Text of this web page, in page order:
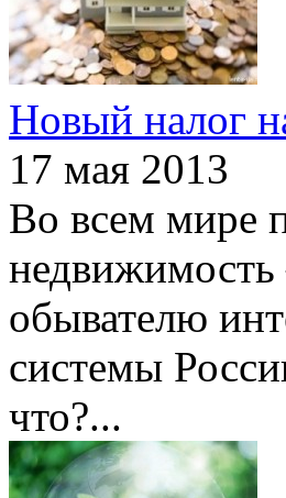
Новый налог
17 мая 2013
Во всем мире
недвижимость
обывателю
системы
что?...